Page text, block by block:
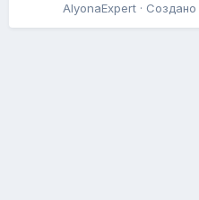
AlyonaExpert · Создано